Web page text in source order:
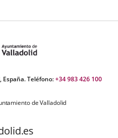
España. Teléfono:+34 983 426 100
de Valladolid